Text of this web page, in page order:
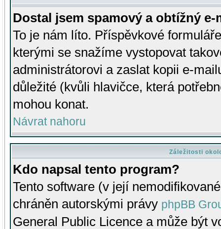
Dostal jsem spamový a obtížný
To je nám líto. Příspěvkové
kterými se snažíme vystopovat
administrátorovi a zaslat kopii e-
důležité (kvůli hlavičce, která
mohou konat.
Návrat nahoru
Záležitosti
Kdo napsal tento program?
Tento software (v její
chráněn autorskými právy phpBB
General Public Licence a může být